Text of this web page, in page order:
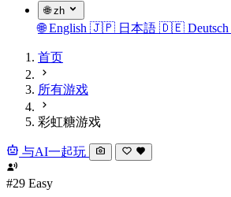
🌐 zh
🌐 English 🇯🇵 日本語 🇩🇪 Deutsch
首页
所有游戏
彩虹糖游戏
与AI一起玩
#29 Easy